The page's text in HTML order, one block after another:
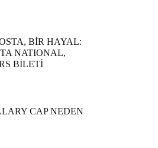
BİR HAYAL:
NATIONAL,
BİLETİ
CAP NEDEN